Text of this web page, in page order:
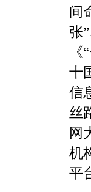
间
张
十
信
丝
网
机
平